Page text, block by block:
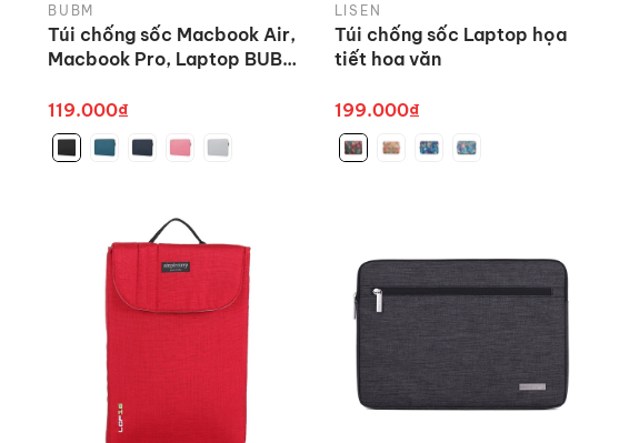
BUBM
Túi chống sốc Macbook Air,
Macbook Pro, Laptop BUBM
119.000₫
LISEN
Túi chống sốc Laptop họa
tiết hoa văn
199.000₫